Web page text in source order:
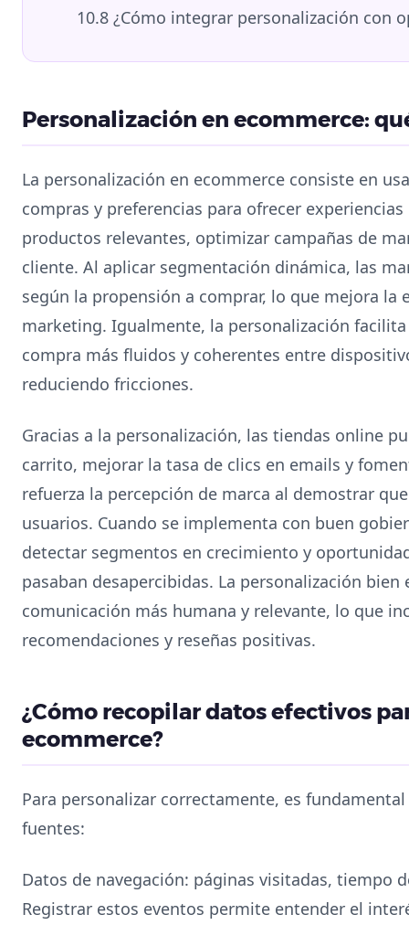
10.8 ¿Cómo integrar personalización con
Personalización en ecommerce:
La personalización en ecommerce consiste en
compras y preferencias para ofrecer
productos relevantes, optimizar campañas de
cliente. Al aplicar segmentación dinámica, las
según la propensión a comprar, lo que mejora la
marketing. Igualmente, la personalización
compra más fluidos y coherentes entre
reduciendo fricciones.
Gracias a la personalización, las tiendas online
carrito, mejorar la tasa de clics en emails y
refuerza la percepción de marca al demostrar
usuarios. Cuando se implementa con buen
detectar segmentos en crecimiento y
pasaban desapercibidas. La personalización
comunicación más humana y relevante, lo que
recomendaciones y reseñas positivas.
¿Cómo recopilar datos efectivos
ecommerce?
Para personalizar correctamente, es
fuentes:
Datos de navegación: páginas visitadas, tiempo
Registrar estos eventos permite entender el